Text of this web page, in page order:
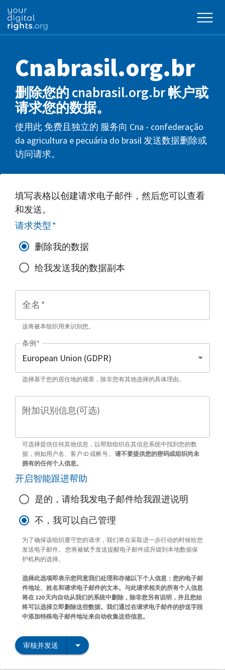
Cnabrasil.org.br
删除您的 cnabrasil.org.br 帐户或
请求您的数据。
使用此 免费且独立的 服务向 Cna - confederação
da agricultura e pecuária do brasil 发送数据删除或
访问请求。
填写表格以创建请求电子邮件，然后您可以查看
和发送。
请求类型 *
删除我的数据
给我发送我的数据副本
全名 *
这将被本组织用来识别您。
条例 *
选择基于您的居住地的规章，除非您有其他选择的具体理由。
附加识别信息(可选)
可选择提供任何其他信息，以帮助组织在其信息系统中找到您的数
据，例如用户名、客户 ID 或帐号。 请不要提供您的密码或组织尚未
拥有的任何个人信息。
开启智能跟进帮助
是的，请给我发电子邮件给我跟进说明
不，我可以自己管理
为了确保该组织遵守您的请求，我们将在采取进一步行动的时候给您
发送电子邮件。 您将被赋予发送提醒电子邮件或升级到本地数据保
护机构的选择。
选择此选项即表示您同意我们处理和存储以下个人信息：您的电子邮
件地址、姓名和请求电子邮件的文本。与此请求相关的所有个人信息
将在 120 天内自动从我们的系统中删除，除非您另有说明，并且您始
终可以选择立即删除这些数据。我们通过在请求电子邮件的抄送字段
中添加特殊电子邮件地址来自动收集这些信息。
审核并发送